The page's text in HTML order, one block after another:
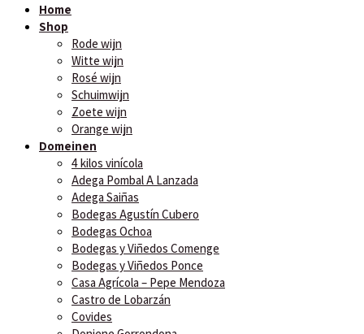
Home
Shop
Rode wijn
Witte wijn
Rosé wijn
Schuimwijn
Zoete wijn
Orange wijn
Domeinen
4 kilos vinícola
Adega Pombal A Lanzada
Adega Saiñas
Bodegas Agustín Cubero
Bodegas Ochoa
Bodegas y Viñedos Comenge
Bodegas y Viñedos Ponce
Casa Agrícola – Pepe Mendoza
Castro de Lobarzán
Covides